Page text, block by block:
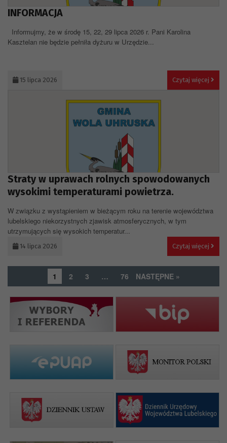
INFORMACJA
Informujmy, że w środę 15, 22, 29 lipca 2026 r. Pani Karolina
Kasztelan nie będzie pełniła dyżuru w Urzędzie...
15 lipca 2026 Czytaj więcej
Straty w uprawach rolnych spowodowanych
wysokimi temperaturami powietrza.
W związku z wystąpieniem w bieżącym roku na terenie województwa
lubelskiego niekorzystnych zjawisk atmosferycznych, w tym
utrzymujących się wysokich temperatur...
14 lipca 2026 Czytaj więcej
1 2 3 … 76 NASTĘPNE »